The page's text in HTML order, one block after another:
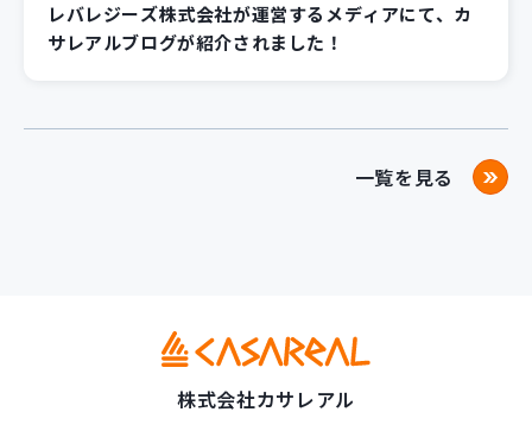
レバレジーズ株式会社が運営するメディアにて、カ
サレアルブログが紹介されました！
一覧を見る
株式会社カサレアル